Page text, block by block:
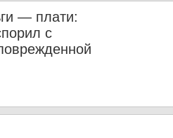
— плати:
с